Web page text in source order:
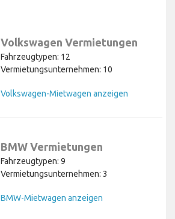
Volkswagen Vermietungen
Fahrzeugtypen: 12
Vermietungsunternehmen: 10
Volkswagen-Mietwagen anzeigen
BMW Vermietungen
Fahrzeugtypen: 9
Vermietungsunternehmen: 3
BMW-Mietwagen anzeigen